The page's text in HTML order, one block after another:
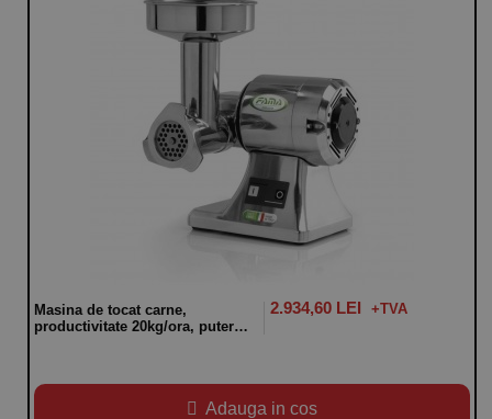
Masina de tocat carne,
productivitate 20kg/ora, putere
2.934,60 LEI
Adauga in cos